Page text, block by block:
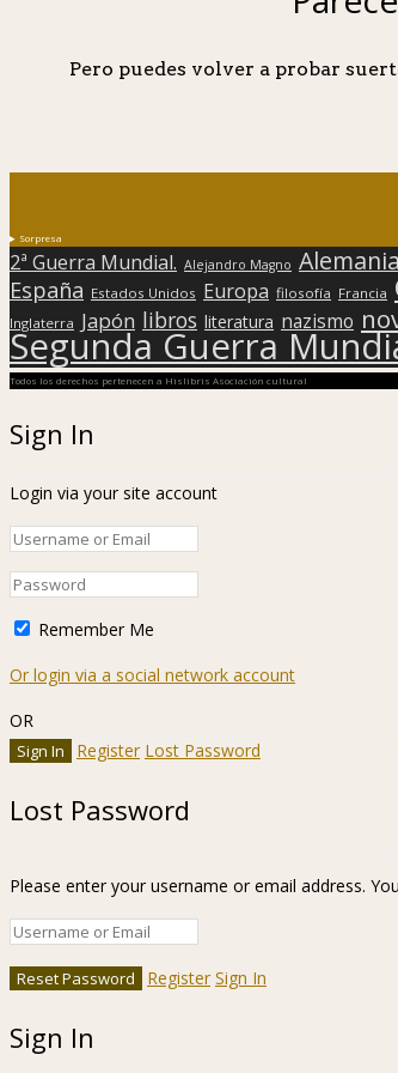
Pero puedes volver a probar
Sorpresa
2ª Guerra Mundial. Alejandro Magno Alemania
España Estados Unidos Europa filosofía Francia
Inglaterra Japón libros literatura nazismo
Segunda Guerra
Todos los derechos pertenecen a Hislibris Asociación cultural
Sign In
Login via your site account
Remember Me
Or login via a social network account
OR
Register Lost Password
Lost Password
Please enter your username or email address.
Register Sign In
Sign In